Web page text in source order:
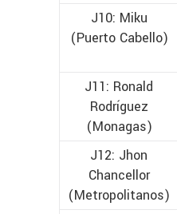
J10: Miku
(Puerto Cabello)
J11: Ronald
Rodríguez
(Monagas)
J12: Jhon
Chancellor
(Metropolitanos)